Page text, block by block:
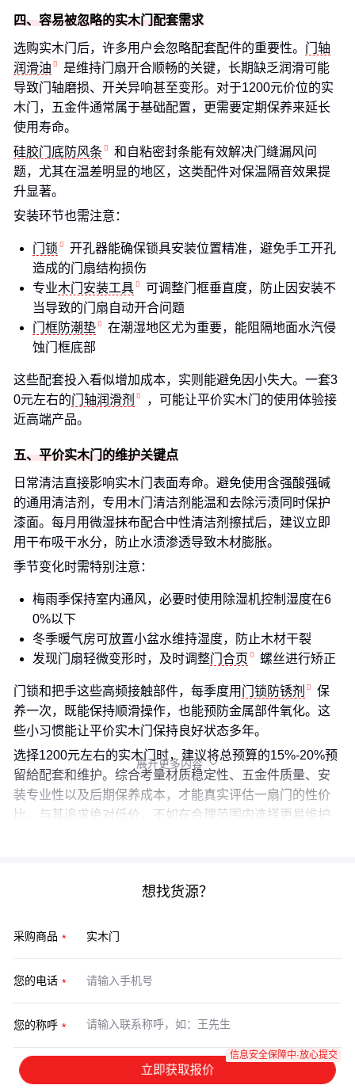
四、容易被忽略的实木门配套需求
选购实木门后，许多用户会忽略配套配件的重要性。 门轴
润滑油
是维持门扇开合顺畅的关键，长期缺乏润滑可能
导致门轴磨损、开关异响甚至变形。对于1200元价位的实
木门，五金件通常属于基础配置，更需要定期保养来延长
使用寿命。
硅胶门底防风条
和自粘密封条能有效解决门缝漏风问
题，尤其在温差明显的地区，这类配件对保温隔音效果提
升显著。
安装环节也需注意：
门锁
开孔器能确保锁具安装位置精准，避免手工开孔
造成的门扇结构损伤
专业木门安装工具
可调整门框垂直度，防止因安装不
当导致的门扇自动开合问题
门框防潮垫
在潮湿地区尤为重要，能阻隔地面水汽侵
蚀门框底部
这些配套投入看似增加成本，实则能避免因小失大。一套3
0元左右的门轴润滑剂
，可能让平价实木门的使用体验接
近高端产品。
五、平价实木门的维护关键点
日常清洁直接影响实木门表面寿命。避免使用含强酸强碱
的通用清洁剂，专用木门清洁剂能温和去除污渍同时保护
漆面。每月用微湿抹布配合中性清洁剂擦拭后，建议立即
用干布吸干水分，防止水渍渗透导致木材膨胀。
季节变化时需特别注意：
梅雨季保持室内通风，必要时使用除湿机控制湿度在6
0%以下
冬季暖气房可放置小盆水维持湿度，防止木材干裂
发现门扇轻微变形时，及时调整门合页 螺丝进行矫正
门锁和把手这些高频接触部件，每季度用 门锁防锈剂
保
养一次，既能保持顺滑操作，也能预防金属部件氧化。这
些小习惯能让平价实木门保持良好状态多年。
选择1200元左右的实木门时，建议将总预算的15%-20%预
留給配套和维护。综合考量材质稳定性、五金件质量、安
装专业性以及后期保养成本，才能真实评估一扇门的性价
比。与其追求绝对低价，不如在合理范围内选择更易维护
展开更多内容 
想找货源？
采购商品
您的电话
您的称呼
立即获取报价
信息安全保障中·放心提交